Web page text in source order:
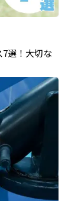
7選！大切な